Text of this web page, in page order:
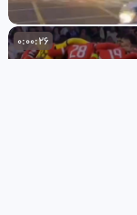
0:00:26